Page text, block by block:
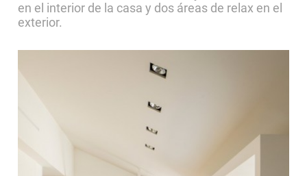
en el interior de la casa y dos áreas de relax en el
exterior.